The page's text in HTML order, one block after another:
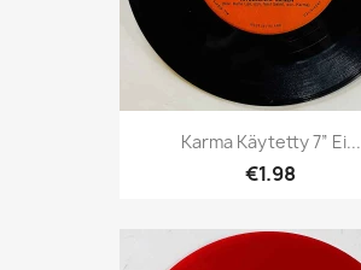
Karma Käytetty 7” Ei...
€1.98